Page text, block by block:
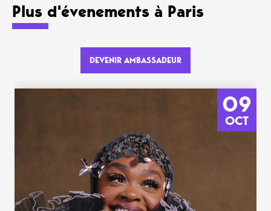
Plus d'évenements à Paris
DEVENIR AMBASSADEUR
09
OCT